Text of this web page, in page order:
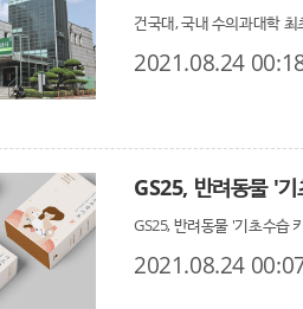
건국대, 국내 수의과대학
2021.08.24
GS25, 반려동물 '
GS25, 반려동물 '기초수습
2021.08.24